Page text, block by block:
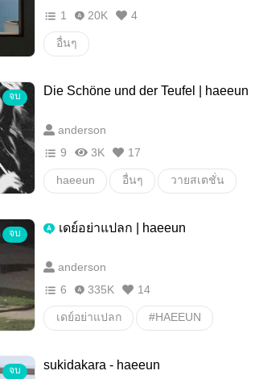
1
20K 4
อื่นๆ
จบ Die Schöne und der Teufel | haeeun
anderson
9
3K 17
haeeun อื่นๆ วายสเตชั่น
จบ เดย์อย่าแปลก | haeeun
anderson
6
335K 14
เดย์อย่าแปลก #HAEEUN
จบ sukidakara - haeeun